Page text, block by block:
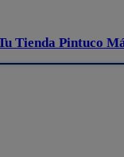
Tienda Pintuco